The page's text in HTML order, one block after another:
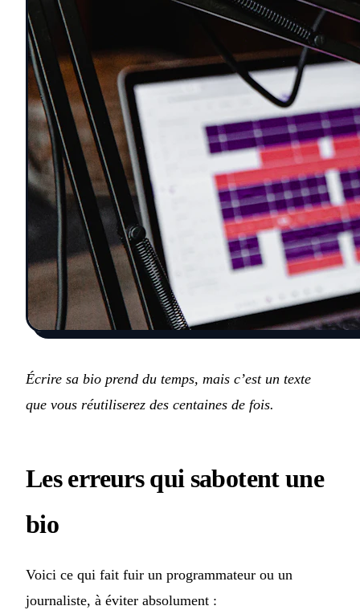
Écrire sa bio prend du temps, mais c’est un texte
que vous réutiliserez des centaines de fois.
Les erreurs qui sabotent une
bio
Voici ce qui fait fuir un programmateur ou un
journaliste, à éviter absolument :